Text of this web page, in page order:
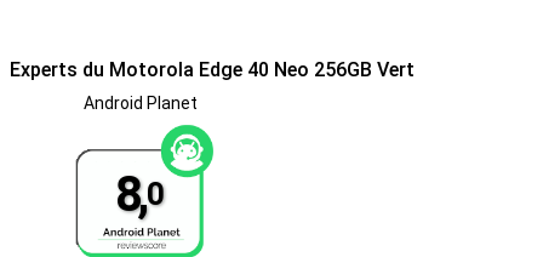
Experts du Motorola Edge 40 Neo 256GB Vert
Android Planet
8,0